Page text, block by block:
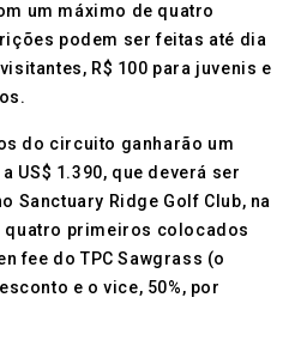
um máximo de quatro
podem ser feitas até dia
R$ 100 para juvenis e
do circuito ganharão um
US$ 1.390, que deverá ser
Sanctuary Ridge Golf Club, na
quatro primeiros colocados
fee do TPC Sawgrass (o
e o vice, 50%, por